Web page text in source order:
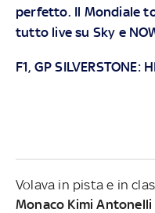
perfetto. Il Mondiale
tutto live su Sky e
F1, GP SILVERSTONE:
Volava in pista e in
Monaco Kimi